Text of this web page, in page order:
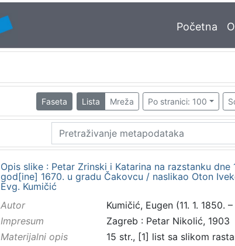
Početna
Faseta Lista Mreža Po stranici: 100
Opis slike : Petar Zrinski i Katarina na razstanku dne
god[ine] 1670. u gradu Čakovcu / naslikao Oton
Evg. Kumičić
Autor
Kumičić, Eugen (11. 1. 1850.
Impresum
Zagreb : Petar Nikolić, 1903
Materijalni opis
15 str., [1] list sa slikom